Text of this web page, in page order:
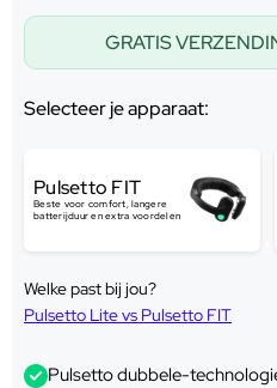
GRATIS
Selecteer je apparaat:
Pulsetto FIT
Beste voor comfort, langere
batterijduur en extra voordelen
Welke past bij jou?
Pulsetto Lite vs Pulsetto FIT
Pulsetto dubbele-